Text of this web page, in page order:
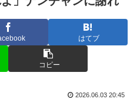
はてブ
コピー
2026.06.03 20:45